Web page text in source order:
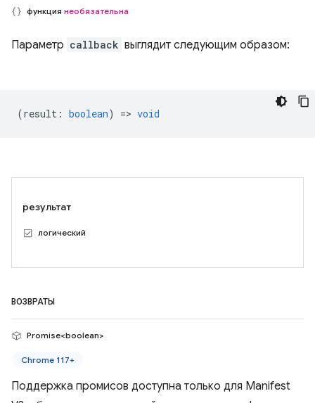
функция необязательна
Параметр callback выглядит следующим образом:
(result : boolean) => void
результат
логический
ВОЗВРАТЫ
Promise<boolean>
Chrome 117+
Поддержка промисов доступна только для Manifest